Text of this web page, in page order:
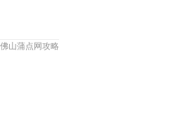
山蒲点网攻略